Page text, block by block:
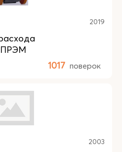
2019
ПРЭМ
1017 поверок
2003